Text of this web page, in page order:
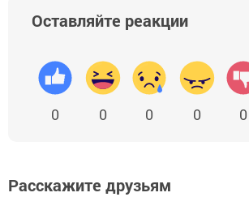
Оставляйте реакции
0 0 0 0 0
Расскажите друзьям